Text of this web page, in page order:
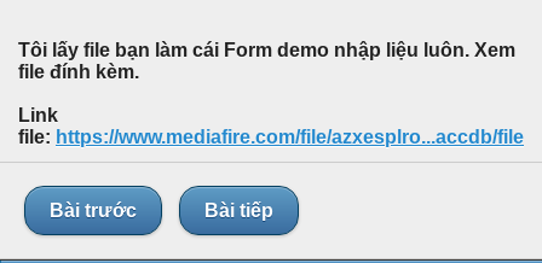
Tôi lấy file bạn làm cái Form demo nhập liệu luôn. Xem
file đính kèm.
Link
file: https://www.mediafire.com/file/azxesplro...accdb/file
Bài trước Bài tiếp